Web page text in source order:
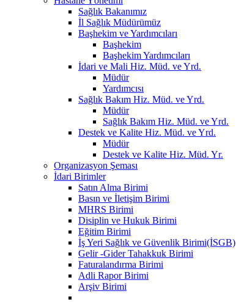
Sağlık Bakanımız
İl Sağlık Müdürümüz
Başhekim ve Yardımcıları
Başhekim
Başhekim Yardımcıları
İdari ve Mali Hiz. Müd. ve Yrd.
Müdür
Yardımcısı
Sağlık Bakım Hiz. Müd. ve Yrd.
Müdür
Sağlık Bakım Hiz. Müd. ve Yrd.
Destek ve Kalite Hiz. Müd. ve Yrd.
Müdür
Destek ve Kalite Hiz. Müd. Yr.
Organizasyon Şeması
İdari Birimler
Satın Alma Birimi
Basın ve İletişim Birimi
MHRS Birimi
Disiplin ve Hukuk Birimi
Eğitim Birimi
İş Yeri Sağlık ve Güvenlik Birimi(İSGB)
Gelir -Gider Tahakkuk Birimi
Faturalandırma Birimi
Adli Rapor Birimi
Arşiv Birimi